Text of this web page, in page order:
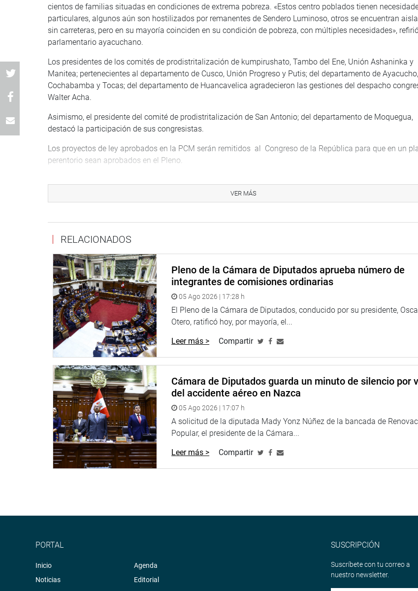
cientos de familias situadas en condiciones de extrema pobreza. «Estos centro poblados tienen
particulares, algunos aún son hostilizados por remanentes de Sendero Luminoso, otros se encuentran
sin carreteras, pero en su mayoría coinciden en su condición de pobreza, con múltiples necesidades»,
parlamentario ayacuchano.
Los presidentes de los comités de prodistritalización de kumpirushato, Tambo del Ene, Unión Ashaninka y
Manitea; pertenecientes al departamento de Cusco, Unión Progreso y Putis; del departamento de Ayacucho,
Cochabamba y Tocas; del departamento de Huancavelica agradecieron las gestiones del despacho
Walter Acha.
Asimismo, el presidente del comité de prodistritalización de San Antonio; del departamento de Moquegua,
destacó la participación de sus congresistas.
Los proyectos de ley aprobados en la PCM serán remitidos al Congreso de la República para que en un
perentorio sean aprobados en el Pleno.
Lima, 03 de junio de
Muy agradecidos por su difusión.
Síguenos en:
https://www.facebook.com/walterachaperu
https://www.facebook.com/acha.walter.congreso
https://www.flickr.com/photos/walter_acha_romani
https://www.youtube.com/user/walteracharomani
https://www.twitter.com/walterachaperu
VER MÁS
RELACIONADOS
Pleno de la Cámara de Diputados aprueba número de
integrantes de comisiones ordinarias
05 Ago 2026 | 17:28 h
El Pleno de la Cámara de Diputados, conducido por su presidente,
Otero, ratificó hoy, por mayoría, el...
Leer más > Compartir
Cámara de Diputados guarda un minuto de silencio por
del accidente aéreo en Nazca
05 Ago 2026 | 17:07 h
A solicitud de la diputada Mady Yonz Núñez de la bancada de
Popular, el presidente de la Cámara...
Leer más > Compartir
PORTAL
Inicio
Noticias
Agenda
Editorial
SUSCRIPCIÓN
Suscríbete con tu correo a
nuestro newsletter.